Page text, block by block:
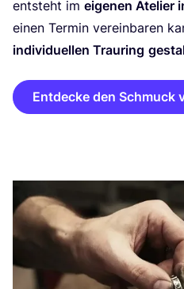
ent­steht im eige­nen Ate­lier
einen Ter­min ver­ein­ba­ren
indi­vi­du­el­len Trau­ring
Entdecke den Schmuck